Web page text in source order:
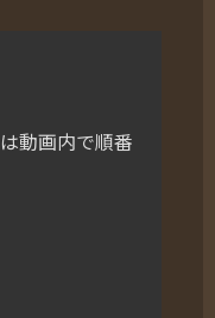
動画内で順番